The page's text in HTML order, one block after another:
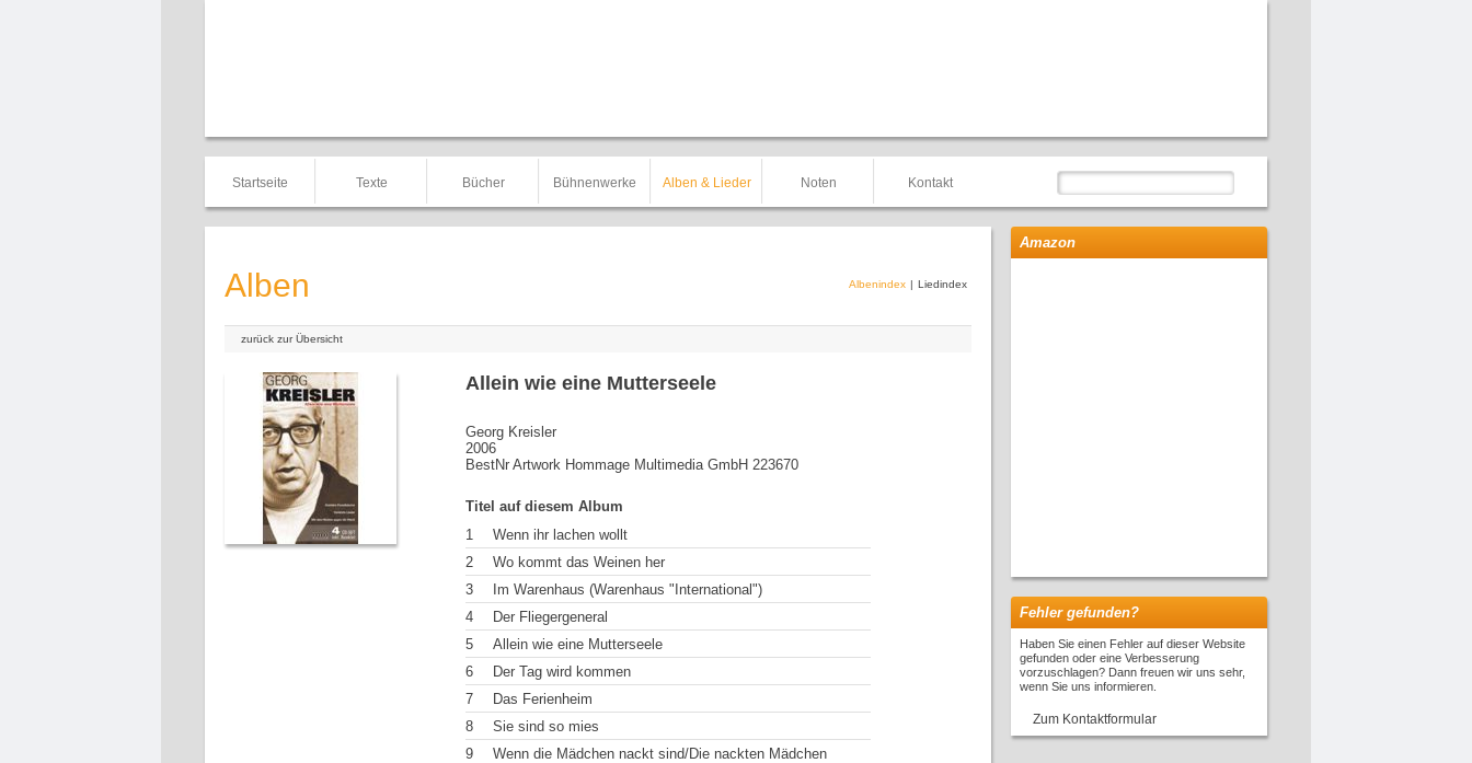
Startseite Texte Bücher Bühnenwerke Alben & Lieder Noten Kontakt
Alben Albenindex | Liedindex
zurück zur Übersicht
Allein wie eine Mutterseele
Georg Kreisler
2006
BestNr Artwork Hommage Multimedia GmbH 223670
Titel auf diesem Album
1
Wenn ihr lachen wollt
2
Wo kommt das Weinen her
3
Im Warenhaus (Warenhaus "International")
4
Der Fliegergeneral
5
Allein wie eine Mutterseele
6
Der Tag wird kommen
7
Das Ferienheim
8
Sie sind so mies
9
Wenn die Mädchen nackt sind/Die nackten Mädchen
Amazon
Fehler gefunden?
Haben Sie einen Fehler auf dieser Website
gefunden oder eine Verbesserung
vorzuschlagen? Dann freuen wir uns sehr,
wenn Sie uns informieren.
Zum Kontaktformular